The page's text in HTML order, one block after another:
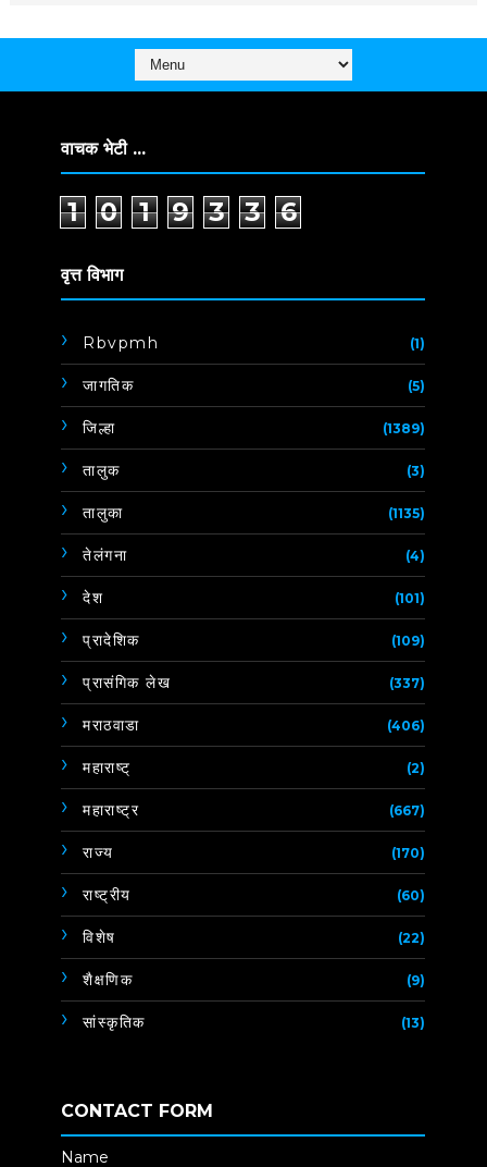
वाचक भेटी ...
1 0 1 9 3 3 6
वृत्त विभाग
Rbvpmh (1)
जागतिक (5)
जिल्हा (1389)
तालुक (3)
तालुका (1135)
तेलंगना (4)
देश (101)
प्रादेशिक (109)
प्रासंगिक लेख (337)
मराठवाडा (406)
महाराष्ट् (2)
महाराष्ट्र (667)
राज्य (170)
राष्ट्रीय (60)
विशेष (22)
शैक्षणिक (9)
सांस्कृतिक (13)
CONTACT FORM
Name